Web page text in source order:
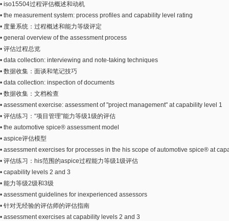
• iso15504过程评估概述和动机
• the measurement system: process profiles and capability level rating
• 度量系统：过程概述和能力等级评定
• general overview of the assessment process
• 评估过程总览
• data collection: interviewing and note-taking techniques
• 数据收集：面谈和笔记技巧
• data collection: inspection of documents
• 数据收集：文档检查
• assessment exercise: assessment of "project management" at capability level 1
• 评估练习：“项目管理”能力等级1级的评估
• the automotive spice® assessment model
• aspice评估模型
• assessment exercises for processes in the his scope of automotive spice® at
• 评估练习：his范围的aspice过程能力等级1级评估
• capability levels 2 and 3
• 能力等级2级和3级
• assessment guidelines for inexperienced assessors
• 针对无经验的评估师的评估指南
• assessment exercises at capability levels 2 and 3